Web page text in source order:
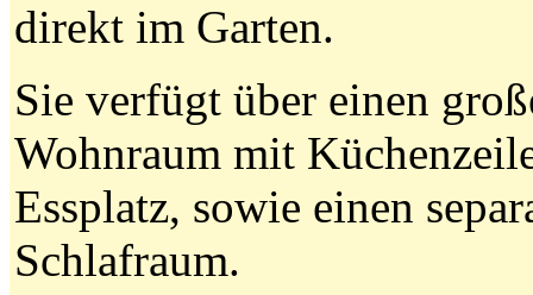
direkt im Garten.
Sie verfügt über einen
Wohnraum mit
Essplatz, sowie einen
Schlafraum.